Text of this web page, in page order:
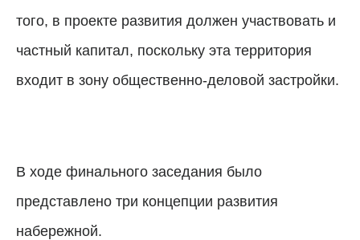
того, в проекте развития должен участвовать и
частный капитал, поскольку эта территория
входит в зону общественно-деловой застройки.
В ходе финального заседания было
представлено три концепции развития
набережной.